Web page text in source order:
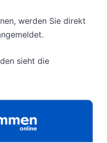
werden Sie direkt
sieht die